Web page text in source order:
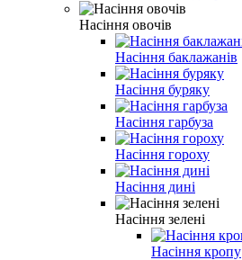
Насіння овочів
Насіння баклажанів
Насіння буряку
Насіння гарбуза
Насіння гороху
Насіння дині
Насіння зелені
Насіння кропу